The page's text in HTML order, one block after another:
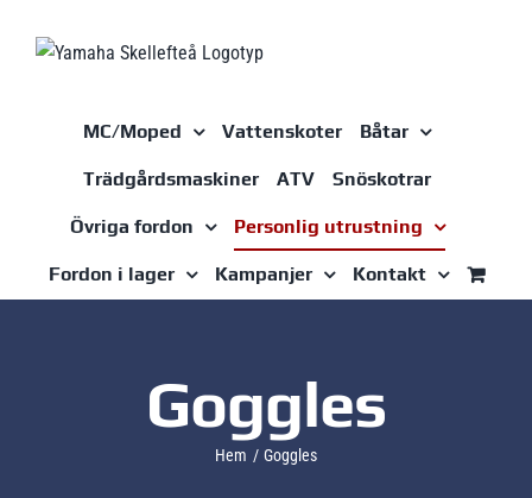
MC/Moped Vattenskoter Båtar
Trädgårdsmaskiner ATV Snöskotrar
Övriga fordon Personlig utrustning
Fordon i lager Kampanjer Kontakt
Goggles
Hem Goggles